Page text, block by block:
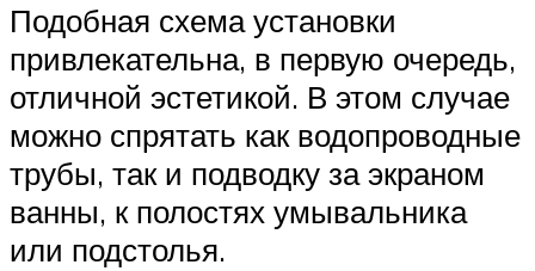
Подобная схема установки
привлекательна, в первую очередь,
отличной эстетикой. В этом случае
можно спрятать как водопроводные
трубы, так и подводку за экраном
ванны, к полостях умывальника
или подстолья.